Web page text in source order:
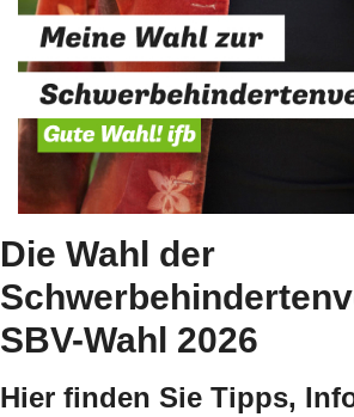
Die Wahl der
SBV-Wahl 2026
Hier finden Sie Tipps,